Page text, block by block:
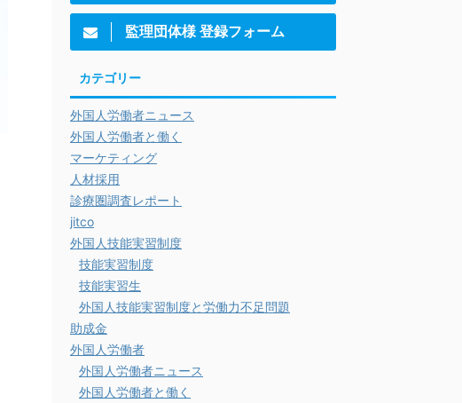
監理団体様 登録フォーム
カテゴリー
外国人労働者ニュース
外国人労働者と働く
マーケティング
人材採用
診療圏調査レポート
jitco
外国人技能実習制度
技能実習制度
技能実習生
外国人技能実習制度と労働力不足問題
助成金
外国人労働者
外国人労働者ニュース
外国人労働者と働く